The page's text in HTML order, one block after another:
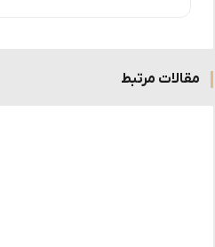
مقالات مرتبط